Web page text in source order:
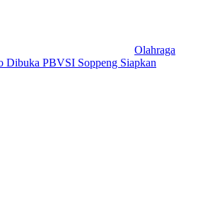
Olahraga
Dibuka PBVSI Soppeng Siapkan